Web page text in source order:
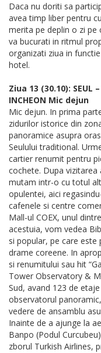
Daca nu doriti sa
avea timp liber pentru
merita pe deplin o zi pe
va bucurati in ritmul
organizati ziua in
hotel.
Ziua 13 (30.10): SEUL
INCHEON Mic dejun
Mic dejun. In prima
zidurilor istorice din
panoramice asupra
Seulului traditional.
cartier renumit pentru
cochete. Dupa
mutam intr-o cu totul
opulentei, aici
cafenele si centre
Mall-ul COEX, unul
acestuia, vom vedea
si popular, pe care
drame coreene. In
si renumitului sau hit
Tower Observatory &
Sud, avand 123 de
observatorul
vedere de ansamblu
Inainte de a ajunge la
Banpo (Podul
zborul Turkish Airlines,